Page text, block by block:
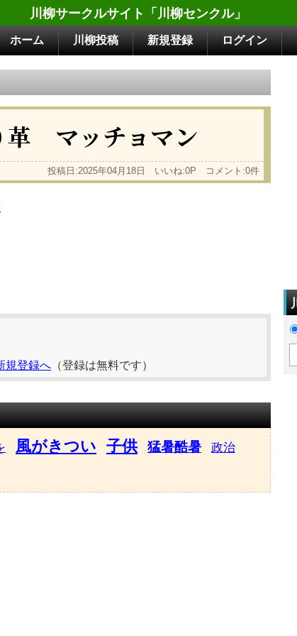
川柳サークルサイト「川柳センクル」
ホーム 川柳投稿 新規登録 ログイン
マッチョマン
投稿日:2025年04月18日 いいね:0P コメント:0件
規登録へ （登録は無料です）
風がきつい 子供 猛暑酷暑
政治